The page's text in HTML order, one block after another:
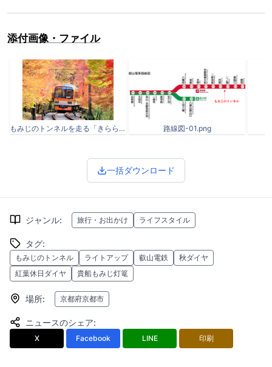
添付画像・ファイル
もみじのトンネルを走る「きらら」.jpg 路線図-01.png
一括ダウンロード
ジャンル: 旅行・お出かけ ライフスタイル
タグ:
もみじのトンネル ライトアップ 叡山電鉄
秋ダイヤ
紅葉休日ダイヤ
貴船もみじ灯篭
場所: 京都府京都市
ニュースのシェア:
X Facebook LINE 印刷